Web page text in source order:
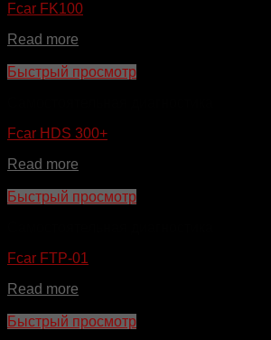
Fcar FK100
Read more
Быстрый просмотр
Fcar HDS 300+
Read more
Быстрый просмотр
Fcar FTP-01
Read more
Быстрый просмотр